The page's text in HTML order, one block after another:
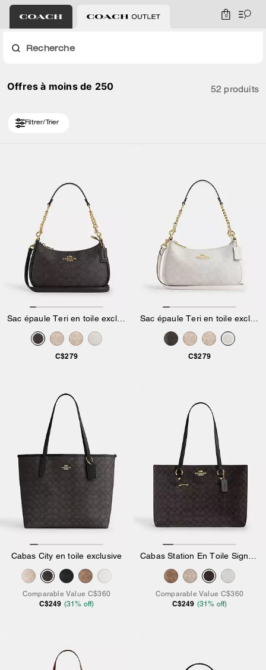
0
Recherche
Offres à moins de 250 52 produits
Filtrer/Trier
Sac épaule Teri en toile exclusive
C$279
Sac épaule Teri en toile exclusive
C$279
Cabas City en toile exclusive
Comparable Value C$360
C$249 (31% off)
Comparable Value C$360
C$249 (31% off)